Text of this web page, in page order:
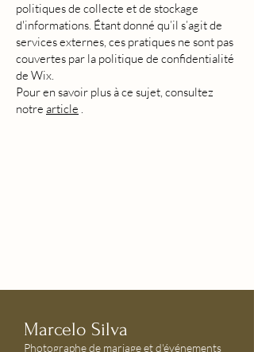
politiques de collecte et de stockage
d'informations. Étant donné qu’il s’agit de
services externes, ces pratiques ne sont pas
couvertes par la politique de confidentialité
de Wix.
Pour en savoir plus à ce sujet, consultez
notre article .
Marcelo Silva
Photographe de mariage et d'événements